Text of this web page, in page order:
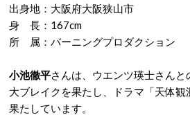
出身地：大阪府大阪狭山市
身 長：167cm
所 属：バーニングプロダクション
小池徹平さんは、ウエンツ瑛士さん
大ブレイクを果たし、ドラマ「天体観
果たしています。